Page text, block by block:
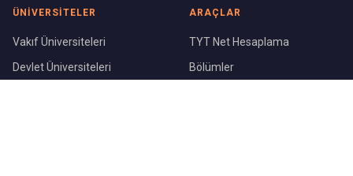
ÜNIVERSITELER
Vakıf Üniversiteleri
Devlet Üniversiteleri
ARAÇLAR
TYT Net Hesaplama
Bölümler